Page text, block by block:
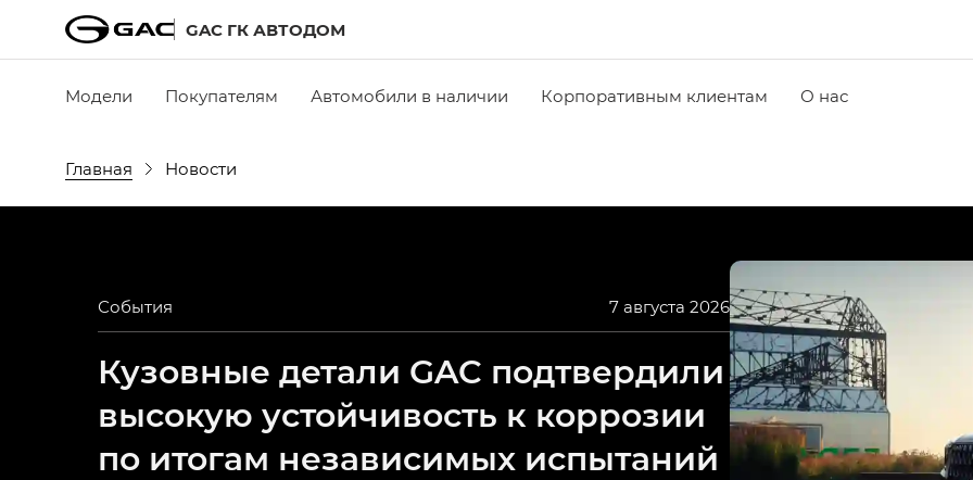
GAC ГК АВТОДОМ
Модели Покупателям Автомобили в наличии Корпоративным клиентам О нас
Главная Новости
События 7 августа 2026
Кузовные детали GAC подтвердили
высокую устойчивость к коррозии
по итогам независимых испытаний